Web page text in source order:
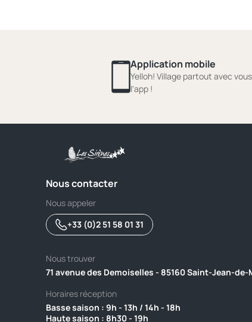
Application mobile
Yelloh! Village partout avec
l'app !
Nous contacter
Nous appeler
+33 (0)2 51 58 01 31
Nous trouver
71 avenue des Demoiselles - 85160 Saint-Jean-de-
Horaires réception
Basse saison : 9h - 13h / 14h - 18h
Haute saison : 8h30 - 19h